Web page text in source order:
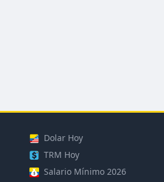
Dolar Hoy
TRM Hoy
Salario Mínimo 2026